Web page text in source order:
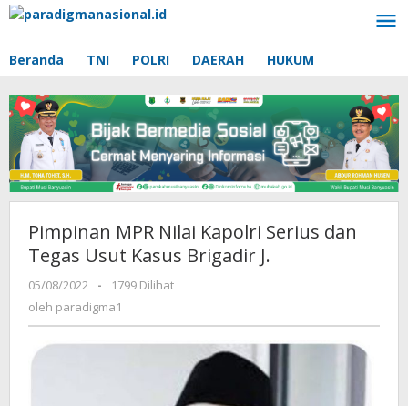
Lewati
Beranda TNI POLRI DAERAH HUKUM
Pimpinan MPR Nilai Kapolri Serius dan
Tegas Usut Kasus Brigadir J.
05/08/2022
oleh
paradigma1
-
1799 Dilihat
oleh paradigma1